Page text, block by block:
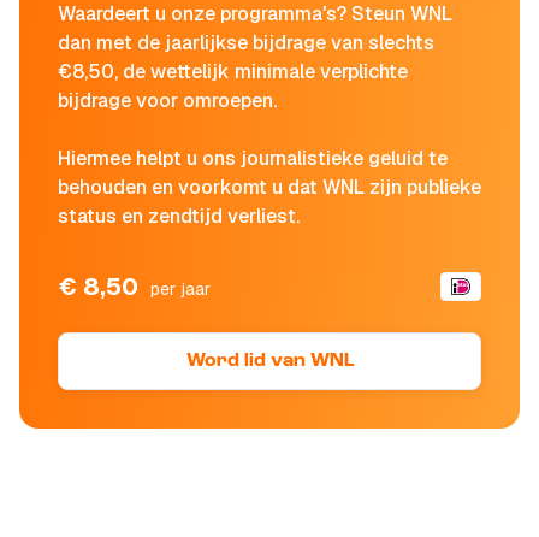
Waardeert u onze programma's? Steun WNL
dan met de jaarlijkse bijdrage van slechts
€8,50, de wettelijk minimale verplichte
bijdrage voor omroepen.
Hiermee helpt u ons journalistieke geluid te
behouden en voorkomt u dat WNL zijn publieke
status en zendtijd verliest.
€ 8,50 per jaar
Word lid van WNL